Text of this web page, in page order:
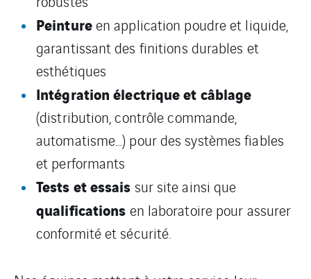
Peintureen application poudre et liquide,
garantissant des finitions durables et
esthétiques
Intégration électrique et câblage
(distribution, contrôle commande,
automatisme…) pour des systèmes fiables
et performants
Tests et essais sur site ainsi que
qualifications en laboratoire pour assurer
conformité et sécurité.